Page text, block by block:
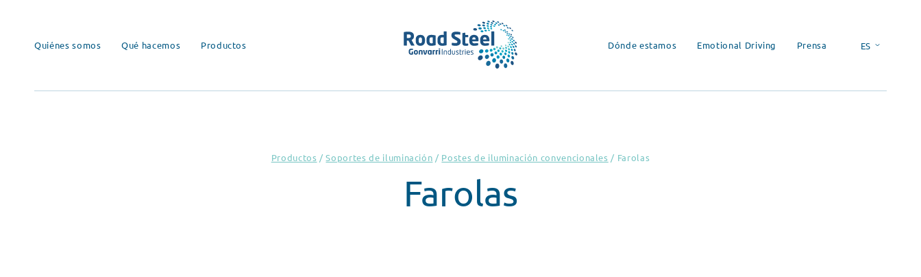
Quiénes somos Qué hacemos Productos Dónde estamos Emotional Driving Prensa ES
Productos /Soportes de iluminación / Postes de iluminación convencionales / Farolas
Farolas